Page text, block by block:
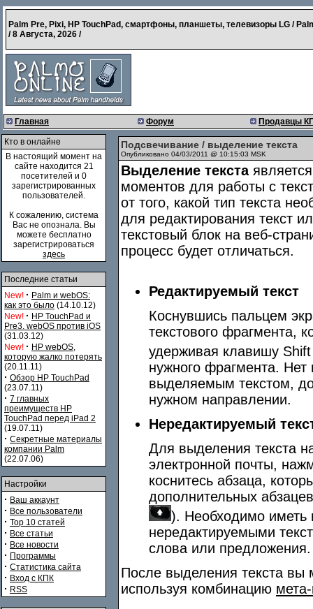
Palm Pre, Pixi, HP TouchPad, смартфоны, планшеты, телевизоры LG /
/8 Августа, 2026 /
Главная Форум Продавцы
Кто в онлайне
В настоящий момент на
сайте находится 21
посетителей и 0
зарегистрированных
пользователей.
К сожалению, система
Вас не опознала. Вы
можете бесплатно
зарегистрироваться
здесь
Последние статьи
New! · Palm и webOS:
как это было (14.10.12)
New! · HP TouchPad и
Pre3. webOS против iOS
(31.03.12)
New! · HP webOS,
которую жалко потерять
(20.11.11)
· Обзор HP TouchPad
(23.07.11)
· 7 главных
преимуществ HP
TouchPad перед iPad 2
(19.07.11)
· Секретные материалы
компании Palm
(22.07.06)
Настройки
· Ваш аккаунт
· Все пользователи
· Top 10 статей
· Все статьи
· Все новости
· Программы
· Статистика сайта
· Вход с КПК
· RSS
Подсвечивание / выделение текста
Опубликовано 04/03/2011 @ 10:15:03 MSK
Выделение текста
моментов для работы с
от того, какой тип текста
для редактирования текст
текстовый блок на веб-
процесс будет отличаться.
Редактируемый текст
Коснувшись пальцем
текстового фрагмента,
удерживая клавишу
нужного фрагмента.
выделяемым текстом,
нужном направлении.
Нередактируемый
Для выделения текста
электронной почты,
коснитесь абзаца,
дополнительных
). Необходимо иметь
нередактируемыми
слова или предложения.
После выделения текста вы
используя комбинацию